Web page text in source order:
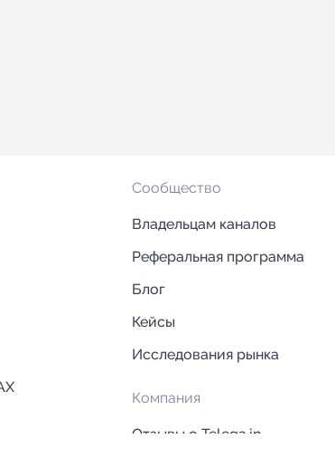
Сообщество
Владельцам каналов
Реферальная программа
Блог
Кейсы
Исследования рынка
Компания
Отзывы о Telega.in